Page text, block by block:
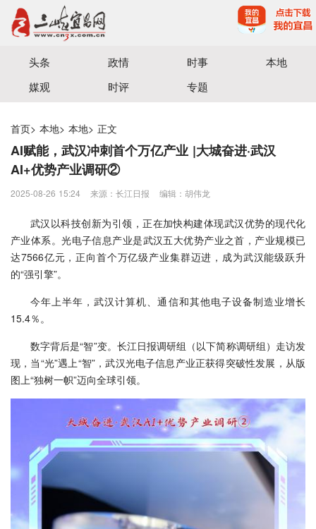
宜昌三峡融媒体中心主办
头条 政情 时事
本地
媒观
时评 专题
首页> 本地> 本地> 正文
AI赋能，武汉冲刺首个万亿产业 |大城奋进·武汉
AI+优势产业调研②
2025-08-26 15:24 来源：长江日报 编辑：胡伟龙
武汉以科技创新为引领，正在加快构建体现武汉优势的现代化
产业体系。光电子信息产业是武汉五大优势产业之首，产业规模已
达7566亿元，正向首个万亿级产业集群迈进，成为武汉能级跃升
的“强引擎”。
今年上半年，武汉计算机、通信和其他电子设备制造业增长
15.4％。
数字背后是“智”变。长江日报调研组（以下简称调研组）走访发
现，当“光”遇上“智”，武汉光电子信息产业正获得突破性发展，从版
图上“独树一帜”迈向全球引领。